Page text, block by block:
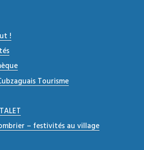
!
Tourisme
– festivités au village